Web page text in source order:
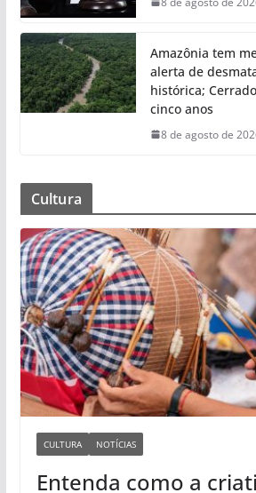
Amazônia tem
alerta de
histórica;
cinco anos
8 de agosto de
Cultura
CULTURA NOTÍCIAS
Entenda como a